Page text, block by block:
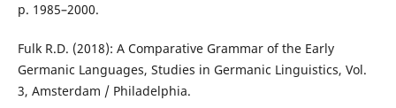
p. 1985–2000.
Fulk R.D. (2018): A Comparative Grammar of the Early
Germanic Languages, Studies in Germanic Linguistics, Vol.
3, Amsterdam / Philadelphia.